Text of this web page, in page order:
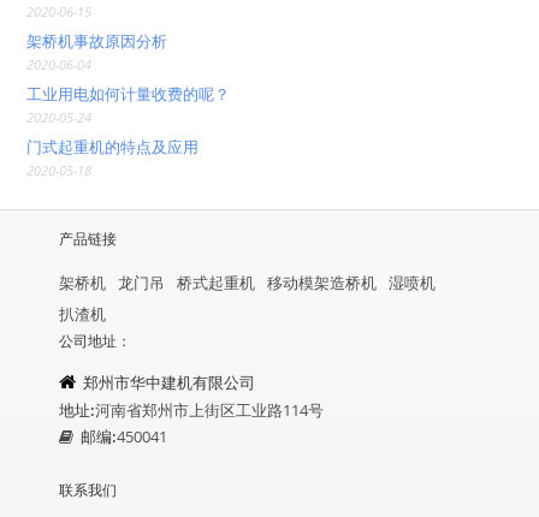
2020-06-15
架桥机事故原因分析
2020-06-04
工业用电如何计量收费的呢？
2020-05-24
门式起重机的特点及应用
2020-05-18
产品链接
架桥机 龙门吊 桥式起重机 移动模架造桥机 湿喷机
扒渣机
公司地址：
郑州市华中建机有限公司
地址:河南省郑州市上街区工业路114号
邮编:450041
联系我们